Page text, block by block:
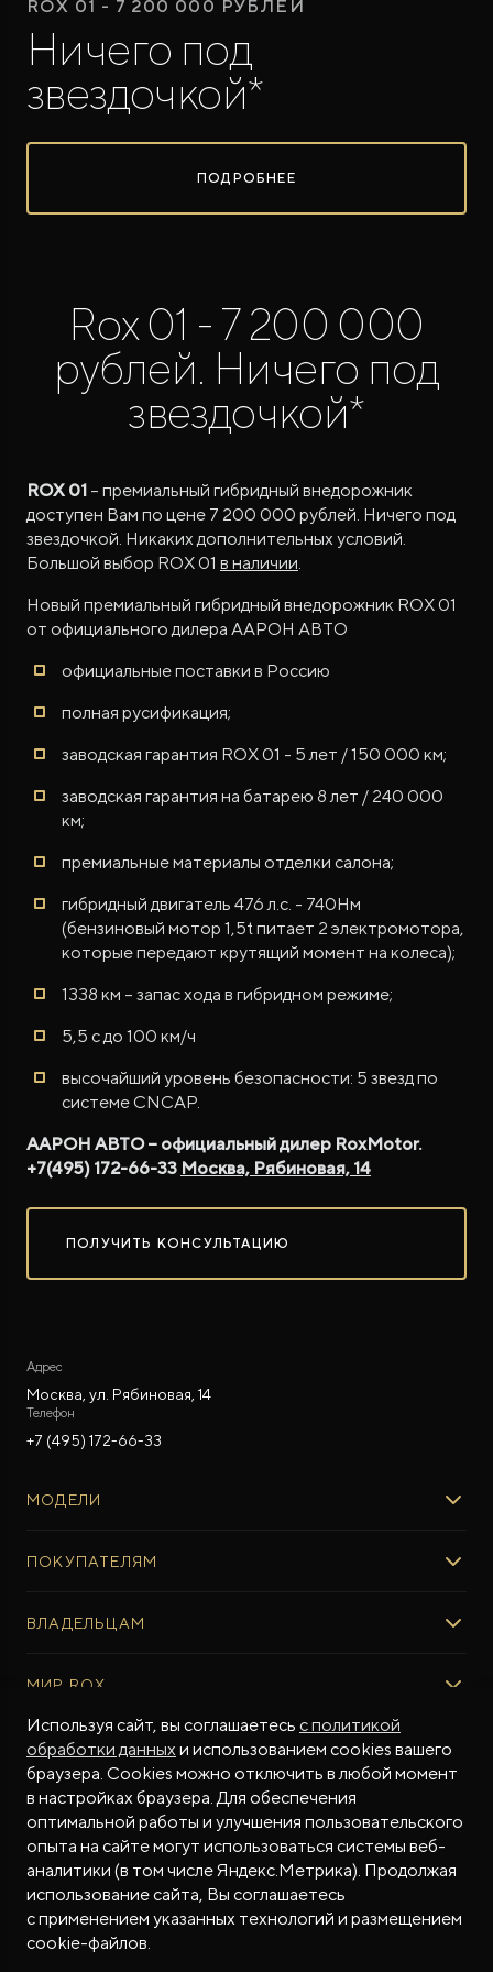
Совершенно новый флагманский внедорожник
ROX 01 - 7 200 000 РУБЛЕЙ
Ничего под
звездочкой*
ПОДРОБНЕЕ
Rox 01 - 7 200 000
рублей. Ничего под
звездочкой*
ROX 01 – премиальный гибридный внедорожник
доступен Вам по цене 7 200 000 рублей. Ничего под
звездочкой. Никаких дополнительных условий.
Большой выбор ROX 01 в наличии
Новый премиальный гибридный внедорожник ROX 01
от официального дилера ААРОН АВТО
официальные поставки в Россию
полная русификация;
заводская гарантия ROX 01 - 5 лет / 150 000 км;
заводская гарантия на батарею 8 лет / 240 000
км;
премиальные материалы отделки салона;
гибридный двигатель 476 л.с. - 740Нм
(бензиновый мотор 1,5t питает 2 электромотора,
которые передают крутящий момент на колеса);
1338 км – запас хода в гибридном режиме;
5,5 с до 100 км/ч
высочайший уровень безопасности: 5 звезд по
системе CNCAP.
ААРОН АВТО – официальный дилер RoxMotor.
+7(495) 172-66-33 Москва, Рябиновая, 14
ПОЛУЧИТЬ КОНСУЛЬТАЦИЮ
Адрес
Москва, ул. Рябиновая, 14
Телефон
+7 (495) 172-66-33
МОДЕЛИ
ROX ADAMAS
ПОКУПАТЕЛЯМ
Авто в наличии
Тест-драйв
Специальные предложения
ФИНАНСЫ И УСЛУГИ
Финансовые программы
Рассчитать кредит
Трейд-ин
Калькулятор трейд-ин
Страхование
ВЛАДЕЛЬЦАМ
Регламент ТО
Программное обеспечение
ПОДДЕРЖКА
Гарантия производителя
Контракт гарантийной поддержки
Помощь на дорогах
Руководства по эксплуатации
Магазин приложений ROX
МИР ROX
О БРЕНДЕ
Бренд ROX
Дизайн Pininfarina
СМИ о нас
Истории владельцев
Часто задаваемые вопросы
СОТРУДНИЧЕСТВО
МЫ В СОЦСЕТЯХ
© 2026
Используя сайт, вы соглашаетесь с политикой
обработки данныхи использованием cookies вашего
браузера. Cookies можно отключить в любой момент
в настройках браузера. Для обеспечения
оптимальной работы и улучшения пользовательского
опыта на сайте могут использоваться системы веб-
аналитики (в том числе Яндекс.Метрика). Продолжая
использование сайта, Вы соглашаетесь
с применением указанных технологий и размещением
cookie-файлов.